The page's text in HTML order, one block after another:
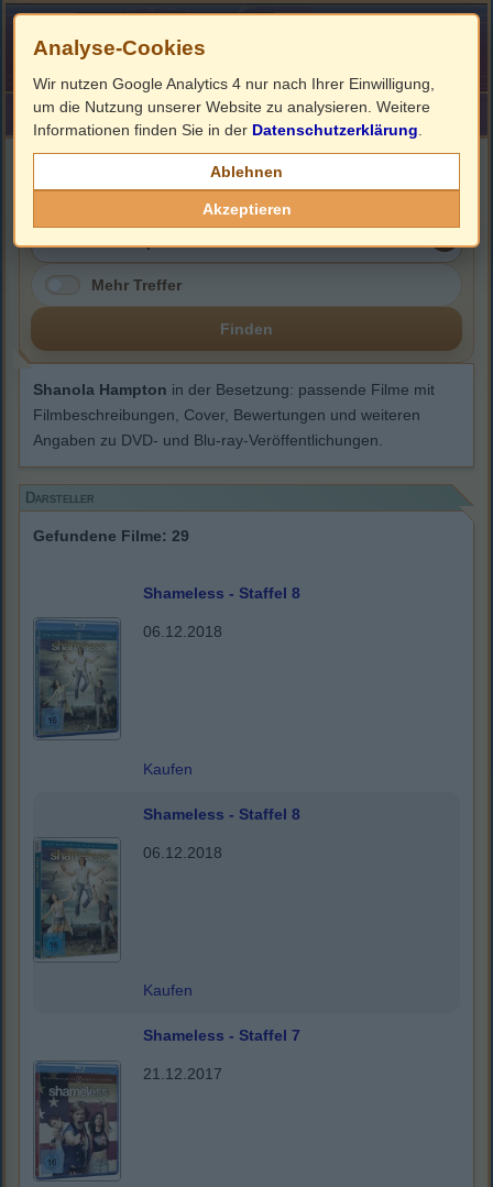
HOME ImpressumLinks
Shanola Hampton
Mehr Treffer
Finden
Shanola Hampton in der Besetzung: passende Filme mit
Filmbeschreibungen, Cover, Bewertungen und weiteren
Angaben zu DVD- und Blu-ray-Veröffentlichungen.
Darsteller
Gefundene Filme: 29
Shameless - Staffel 8
06.12.2018
Kaufen
Shameless - Staffel 8
06.12.2018
Kaufen
Shameless - Staffel 7
21.12.2017
Analyse-Cookies
Wir nutzen Google Analytics 4 nur nach Ihrer Einwilligung,
um die Nutzung unserer Website zu analysieren. Weitere
Informationen finden Sie in der Datenschutzerklärung
Ablehnen
Akzeptieren